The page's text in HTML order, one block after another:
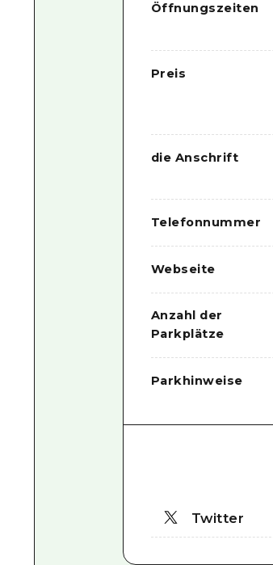
Öffnungszeiten
Preis
die Anschrift
Telefonnummer
Webseite
Anzahl der
Parkplätze
Parkhinweise
Twitter